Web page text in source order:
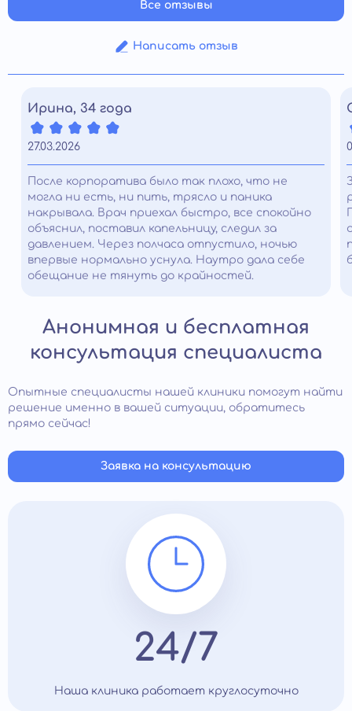
Написать отзыв
Все отзывы
Ирина, 34 года
27.03.2026
После корпоратива было так плохо, что не
могла ни есть, ни пить, трясло и паника
накрывала. Врач приехал быстро, все спокойно
объяснил, поставил капельницу, следил за
давлением. Через полчаса отпустило, ночью
впервые нормально уснула. Наутро дала себе
обещание не тянуть до крайностей.
Анонимная и бесплатная
консультация специалиста
Опытные специалисты нашей клиники помогут найти
решение именно в вашей ситуации, обратитесь
прямо сейчас!
Заявка на консультацию
24/7
Наша клиника работает круглосуточно